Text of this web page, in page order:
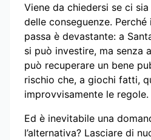
Viene da chiedersi se ci
delle conseguenze.
passa è devastante: a
si può investire, ma senza
può recuperare un bene
rischio che, a giochi fatti,
improvvisamente le regole.
Ed è inevitabile una
l’alternativa? Lasciare di